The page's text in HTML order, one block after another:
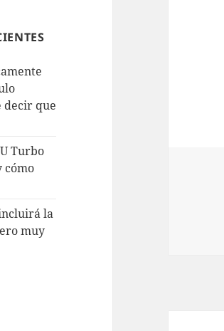
decir que
Turbo
cómo
la
muy